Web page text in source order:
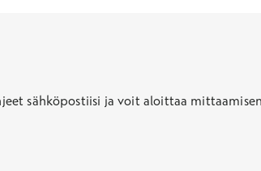
sähköpostiisi ja voit aloittaa